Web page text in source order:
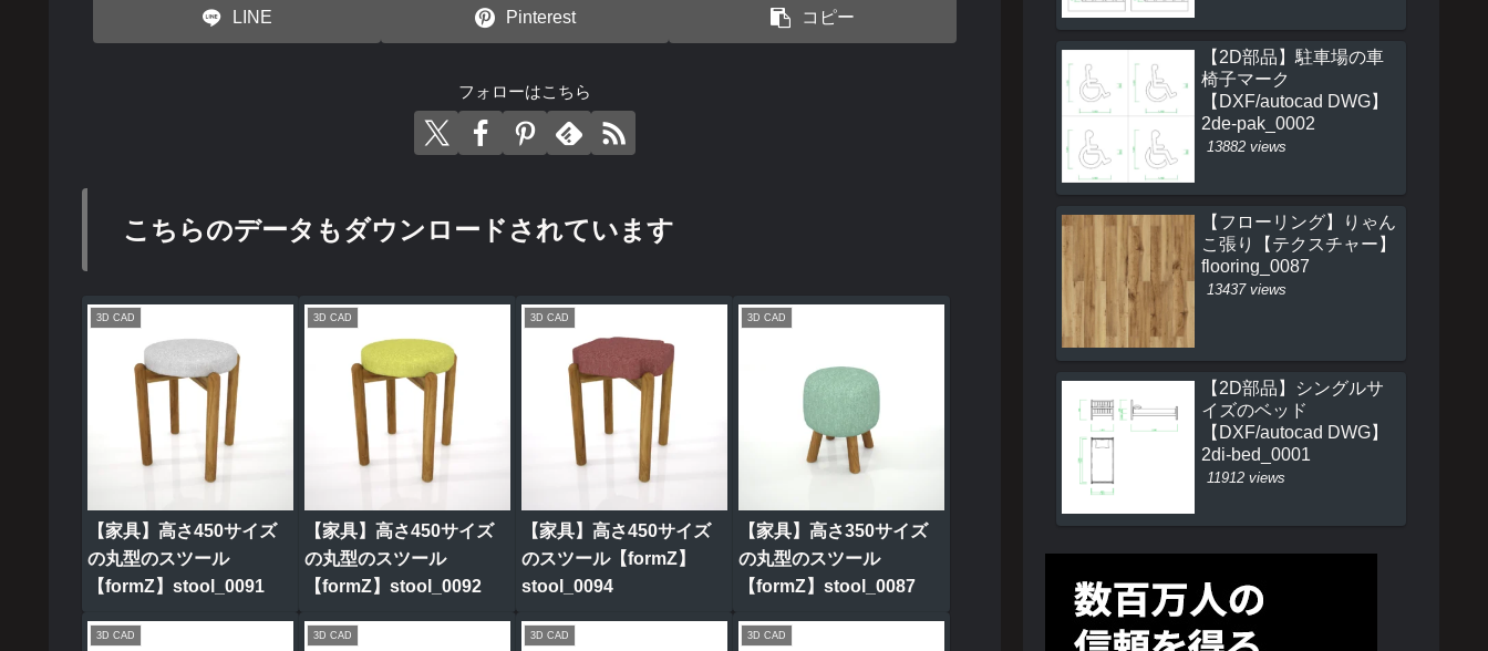
LINE Pinterest コピー
フォローはこちら
こちらのデータもダウンロードされています
3D CAD
【家具】高さ450サイズ
の丸型のスツール
【formZ】stool_0091
3D CAD
【家具】高さ450サイズ
の丸型のスツール
【formZ】stool_0092
3D CAD
【家具】高さ450サイズ
のスツール【formZ】
stool_0094
3D CAD
【家具】高さ350サイズ
の丸型のスツール
【formZ】stool_0087
3D CAD 3D CAD 3D CAD 3D CAD
【2D部品】駐車場の車
椅子マーク
【DXF/autocad DWG】
2de-pak_0002
13882 views
【フローリング】りゃん
こ張り【テクスチャー】
flooring_0087
13437 views
【2D部品】シングルサ
イズのベッド
【DXF/autocad DWG】
2di-bed_0001
11912 views